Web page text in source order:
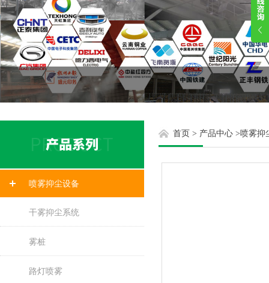
喷雾抑尘设备
干雾抑尘系统
雾桩
路灯喷雾
首页 > 产品中心 >喷雾抑